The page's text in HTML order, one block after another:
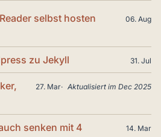
selbst hosten
06. Aug
zu Jekyll 31. Jul
27. Mar Aktualisiert im Dec 2025
senken mit 4
14. Mar